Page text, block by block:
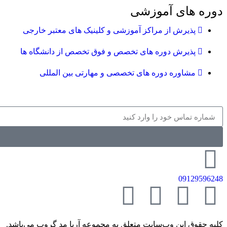
دوره های آموزشی
پذیرش از مراکز آموزشی و کلینیک های معتبر خارجی
پذیرش دوره های تخصص و فوق تخصص از دانشگاه ها
مشاوره دوره های تخصصی و مهارتی بین المللی
09129596248
کلیه حقوق این وب‌سایت متعلق به مجموعه آریا مِد گروپ می‌باشد.